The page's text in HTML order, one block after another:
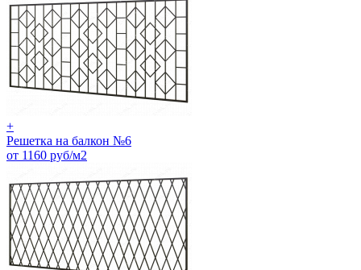
+
Решетка на балкон №6
от 1160 руб/м2